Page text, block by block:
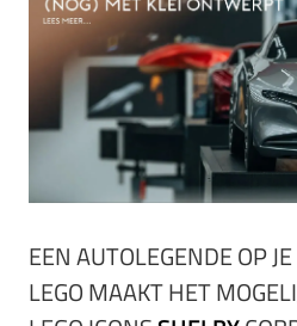
EEN AUTOLEGENDE OP
LEGO MAAKT HET